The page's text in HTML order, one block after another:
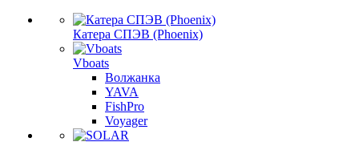
Катера СПЭВ (Phoenix)
Vboats
Волжанка
YAVA
FishPro
Voyager